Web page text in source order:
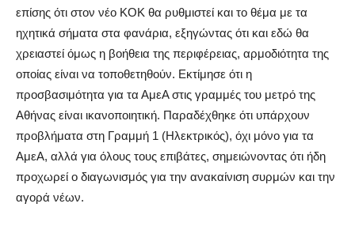
επίσης ότι στον νέο ΚΟΚ θα ρυθμιστεί και το θέμα με τα
ηχητικά σήματα στα φανάρια, εξηγώντας ότι και εδώ θα
χρειαστεί όμως η βοήθεια της περιφέρειας, αρμοδιότητα της
οποίας είναι να τοποθετηθούν. Εκτίμησε ότι η
προσβασιμότητα για τα ΑμεΑ στις γραμμές του μετρό της
Αθήνας είναι ικανοποιητική. Παραδέχθηκε ότι υπάρχουν
προβλήματα στη Γραμμή 1 (Ηλεκτρικός), όχι μόνο για τα
ΑμεΑ, αλλά για όλους τους επιβάτες, σημειώνοντας ότι ήδη
προχωρεί ο διαγωνισμός για την ανακαίνιση συρμών και την
αγορά νέων.